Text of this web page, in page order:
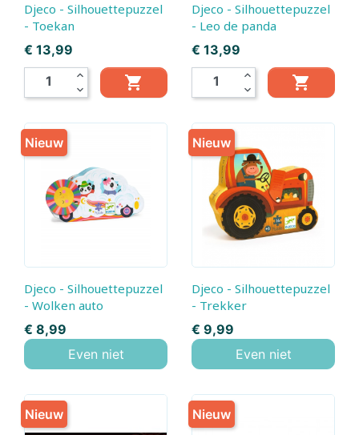
Djeco - Silhouettepuzzel
- Toekan
Prijs
€ 13,99
expand_less
expand_more

Djeco - Silhouettepuzzel
- Leo de panda
Prijs
€ 13,99
expand_less
expand_more

Djeco - Silhouettepuzzel
- Wolken auto
Prijs
€ 8,99
Even niet
Nieuw
Djeco - Silhouettepuzzel
- Trekker
Prijs
€ 9,99
Even niet
Nieuw
Nieuw Nieuw